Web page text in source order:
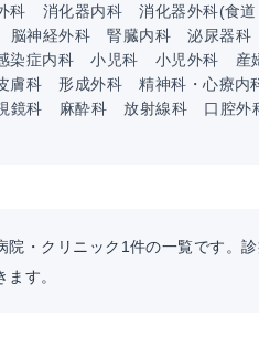
科 消化器内科 消化器外科(食
脳神経外科 腎臓内科 泌尿器科
染症内科 小児科 小児外科 産
膚科 形成外科 精神科・心療内
鏡科 麻酔科 放射線科 口腔外
・クリニック1件の一覧です。
す。